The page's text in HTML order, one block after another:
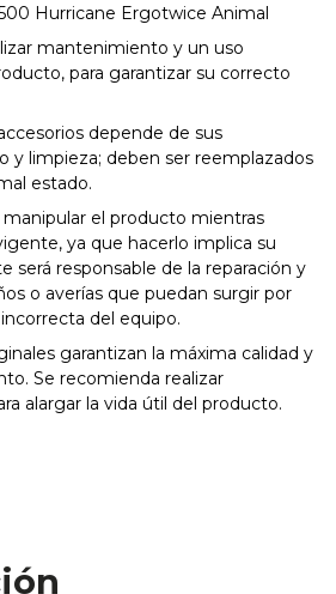
Hurricane Ergotwice Animal
mantenimiento y un uso
para garantizar su correcto
depende de sus
y limpieza; deben ser reemplazados
estado.
manipular el producto mientras
ya que hacerlo implica su
será responsable de la reparación y
o averías que puedan surgir por
del equipo.
garantizan la máxima calidad y
Se recomienda realizar
alargar la vida útil del producto.